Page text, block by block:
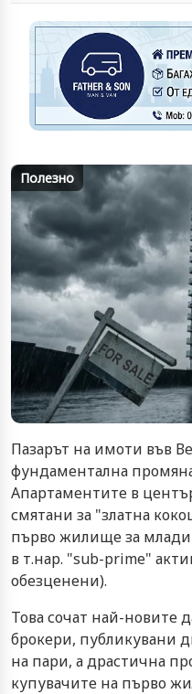
Полезно
Пазарът на имоти във
фундаментална
Апартаментите в
смятани за "златна
първо жилище за
в т.нар. "sub-prime"
обезценени).
Това сочат най-новите
брокери, публикувани
на пари, а драстична
купувачите на първо